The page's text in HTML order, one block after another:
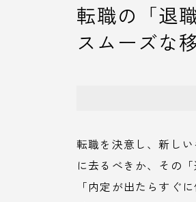
転職の「退
スムーズな
転職を決意し、新し
に去るべきか、その
「内定が出たらすぐ